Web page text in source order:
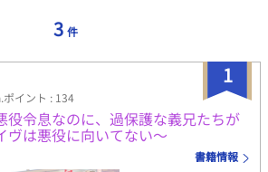
3 件
1
ポイント : 134
役令息なのに、過保護な義兄たちが
ヴは悪役に向いてない～
書籍情報